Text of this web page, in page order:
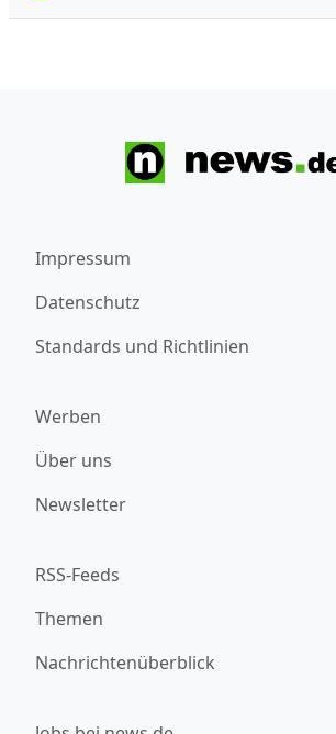
Impressum
Datenschutz
Standards und Richtlinien
Werben
Über uns
Newsletter
RSS-Feeds
Themen
Nachrichtenüberblick